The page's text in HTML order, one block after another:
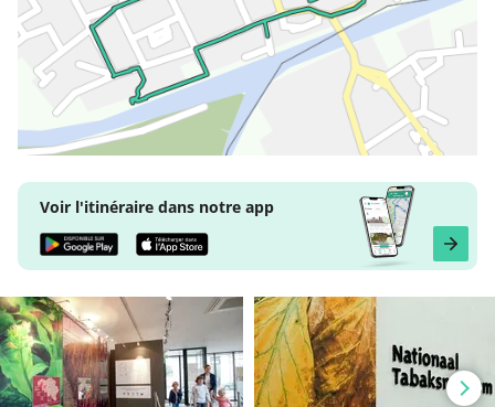
Voir l'itinéraire dans notre app